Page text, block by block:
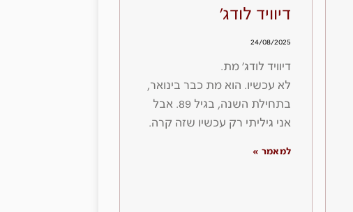
דיוויד לודג׳
24/08/2025
דיוויד לודג׳ מת.
לא עכשיו. הוא מת כבר בינואר,
בתחילת השנה, בגיל 89. אבל
אני גיליתי רק עכשיו שזה קרה.
למאמר »